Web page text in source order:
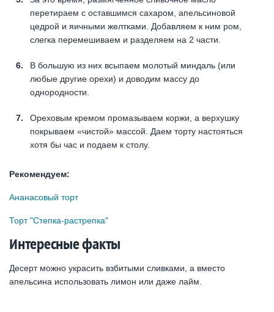
перетираем с оставшимся сахаром, апельсиновой
цедрой и яичными желтками. Добавляем к ним ром,
слегка перемешиваем и разделяем на 2 части.
В большую из них всыпаем молотый миндаль (или
любые другие орехи) и доводим массу до
однородности.
Ореховым кремом промазываем коржи, а верхушку
покрываем «чистой» массой. Даем торту настояться
хотя бы час и подаем к столу.
Рекомендуем:
Ананасовый торт
Торт "Степка-растрепка"
Интересные факты
Десерт можно украсить взбитыми сливками, а вместо
апельсина использовать лимон или даже лайм.